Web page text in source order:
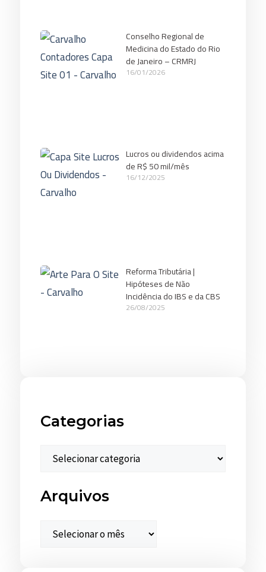
Conselho Regional de
Medicina do Estado do Rio
de Janeiro – CRMRJ
16/01/2026
Lucros ou dividendos acima
de R$ 50 mil/mês
16/12/2025
Reforma Tributária |
Hipóteses de Não
Incidência do IBS e da CBS
26/08/2025
Categorias
Arquivos